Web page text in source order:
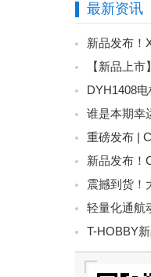
最新资讯
新品发布！
控核心！
【新品上
DYH1408
金动力，攻防
谁是本期幸
晓！重磅发布 |
新品发布！
准护航
震撼到货！
于“运”，诚邀
轻量化通航
T-HOBBY
花飞